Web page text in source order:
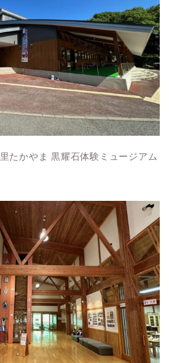
たかやま 黒耀石体験ミュージアム